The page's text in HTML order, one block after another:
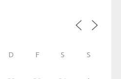
D F S S